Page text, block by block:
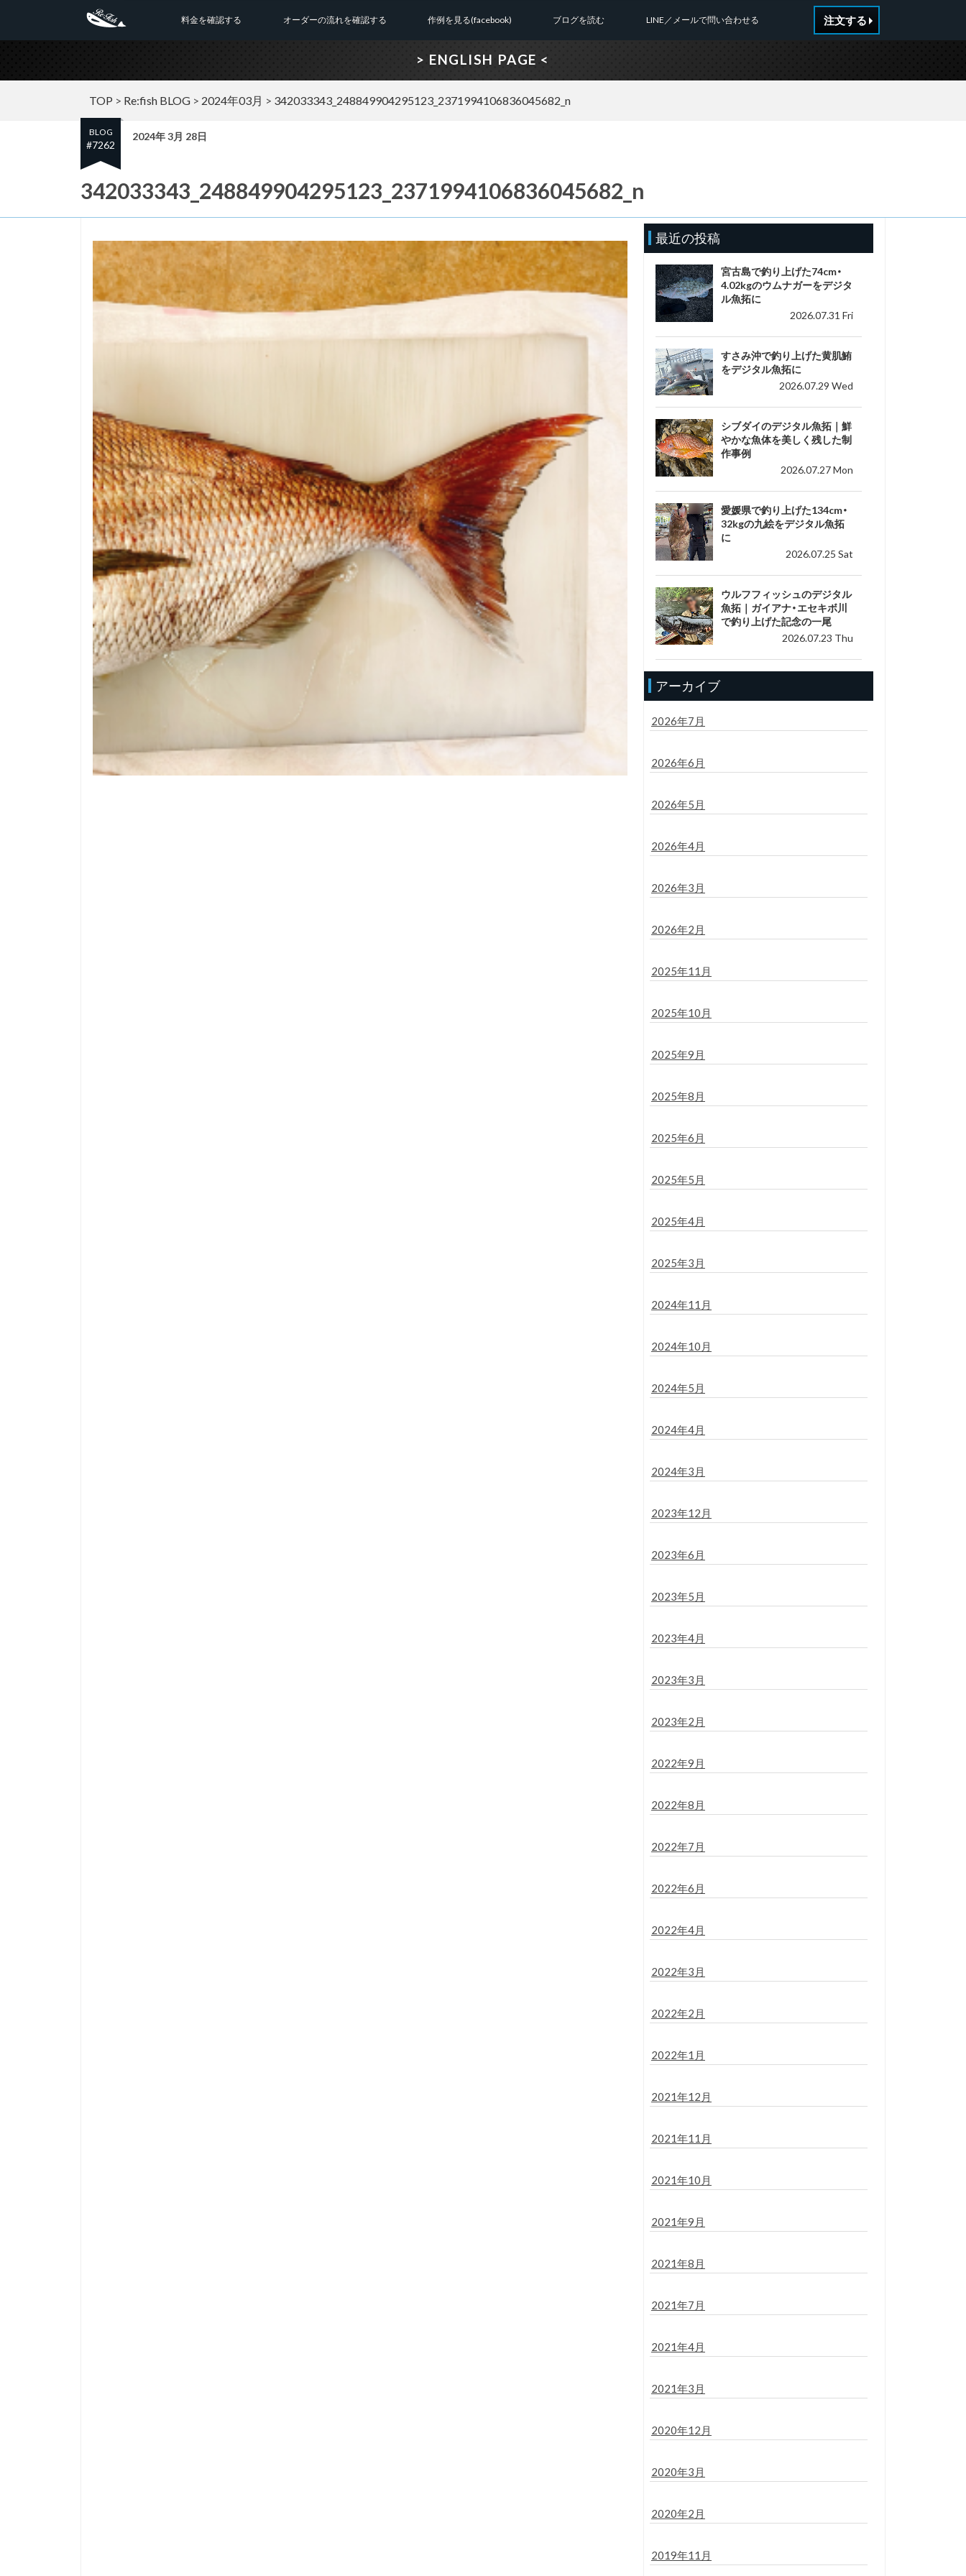
LINE／メールで問い合わせる
料金を確認する オーダーの流れを確認する 作例を見る(facebook) ブログを読む 注文する
> ENGLISH PAGE <
TOP > Re:fish BLOG > 2024年03月 > 342033343_248849904295123_2371994106836045682_n
BLOG
#7262
2024年 3月 28日
342033343_248849904295123_2371994106836045682_n
最近の投稿
宮古島で釣り上げた74cm・
4.02kgのウムナガーをデジタ
ル魚拓に
2026.07.31 Fri
すさみ沖で釣り上げた黄肌鮪
をデジタル魚拓に
2026.07.29 Wed
シブダイのデジタル魚拓｜鮮
やかな魚体を美しく残した制
作事例
2026.07.27 Mon
愛媛県で釣り上げた134cm・
32kgの九絵をデジタル魚拓
に
2026.07.25 Sat
ウルフフィッシュのデジタル
魚拓｜ガイアナ・エセキボ川
で釣り上げた記念の一尾
2026.07.23 Thu
アーカイブ
2026年7月
2026年6月
2026年5月
2026年4月
2026年3月
2026年2月
2025年11月
2025年10月
2025年9月
2025年8月
2025年6月
2025年5月
2025年4月
2025年3月
2024年11月
2024年10月
2024年5月
2024年4月
2024年3月
2023年12月
2023年6月
2023年5月
2023年4月
2023年3月
2023年2月
2022年9月
2022年8月
2022年7月
2022年6月
2022年4月
2022年3月
2022年2月
2022年1月
2021年12月
2021年11月
2021年10月
2021年9月
2021年8月
2021年7月
2021年4月
2021年3月
2020年12月
2020年3月
2020年2月
2019年11月